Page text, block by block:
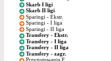
Skarb I ligi
Skarb II ligi
Sparingi - Ekstr.
Sparingi - I liga
Sparingi - II liga
Transfery - Ekstr.
Transfery - I liga
Transfery - II liga
Transfery - zagr.
Przygotowania E